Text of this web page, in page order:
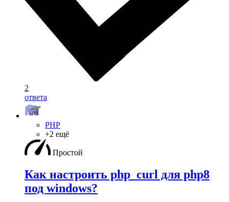
2
ответа
PHP
+2 ещё
Простой
Как настроить php_curl для php8
под windows?